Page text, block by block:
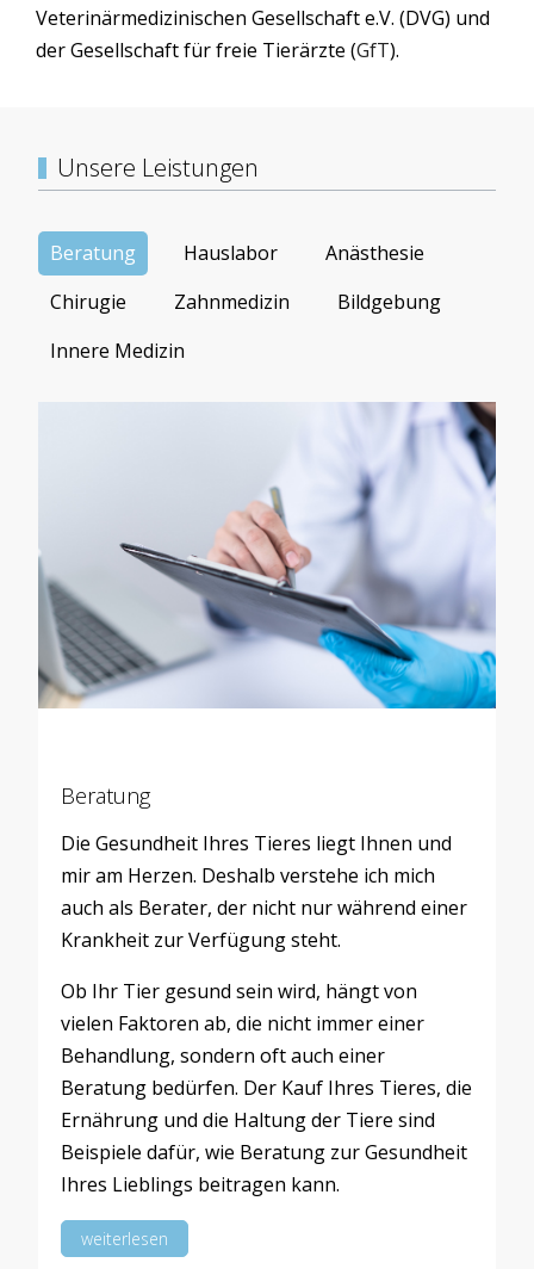
Veterinärmedizinischen Gesellschaft e.V. (DVG) und
der Gesellschaft für freie Tierärzte (GfT).
Unsere Leistungen
Beratung Hauslabor
Anästhesie
Chirugie
Zahnmedizin
Bildgebung
Innere Medizin
Beratung
Die Gesundheit Ihres Tieres liegt Ihnen und
mir am Herzen. Deshalb verstehe ich mich
auch als Berater, der nicht nur während einer
Krankheit zur Verfügung steht.
Ob Ihr Tier gesund sein wird, hängt von
vielen Faktoren ab, die nicht immer einer
Behandlung, sondern oft auch einer
Beratung bedürfen. Der Kauf Ihres Tieres, die
Ernährung und die Haltung der Tiere sind
Beispiele dafür, wie Beratung zur Gesundheit
Ihres Lieblings beitragen kann.
weiterlesen